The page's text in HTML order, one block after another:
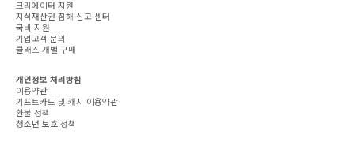
크리에이터 지원
지식재산권 침해 신고 센터
국비 지원
기업고객 문의
클래스 개별 구매
개인정보 처리방침
이용약관
기프트카드 및 캐시 이용약관
환불 정책
청소년 보호 정책